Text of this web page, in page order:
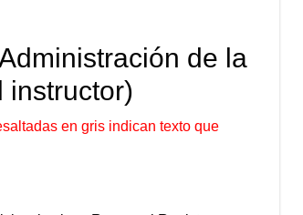
de la
instructor)
en gris indican texto que